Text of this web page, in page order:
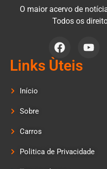
O maior acervo de
Todos os
Links Ùteis
Início
Sobre
Carros
Politica de Privacidade